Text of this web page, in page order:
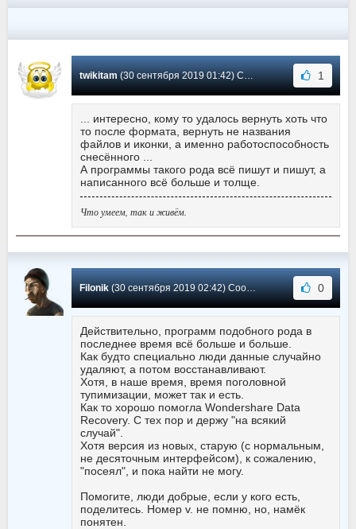
twikitam(30 сентября 2019 01:42) Сообщение #20 1
... интересно, кому то удалось вернуть хоть что
то после формата, вернуть не названия
файлов и иконки, а именно работоспособность
снесённого ...
А программы такого рода всё пишут и пишут, а
написанного всё больше и толще.
Что умеем, так и живём.
Filonik(30 сентября 2019 02:42) Сообщение #19 0
Действительно, программ подобного рода в
последнее время всё больше и больше.
Как будто специально люди данные случайно
удаляют, а потом восстанавливают.
Хотя, в наше время, время поголовной
тупимизации, может так и есть.
Как то хорошо помогла Wondershare Data
Recovery. С тех пор и держу "на всякий
случай".
Хотя версия из новых, старую (с нормальным,
не десяточным интерфейсом), к сожалению,
"посеял", и пока найти не могу.
Помогите, люди добрые, если у кого есть,
поделитесь. Номер v. не помню, но, намёк
понятен.